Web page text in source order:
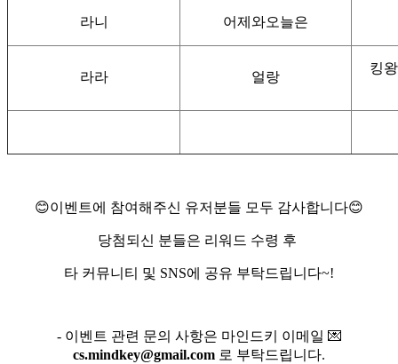
라니 어제와오늘은
라라 얼랑
킹
😊이벤트에 참여해주신 유저분들 모두 감사합니다😊
당첨되신 분들은 리워드 수령 후
타 커뮤니티 및 SNS에 공유 부탁드립니다~!
- 이벤트 관련 문의 사항은 마인드키 이메일 💌
cs.mindkey@gmail.com 로 부탁드립니다.